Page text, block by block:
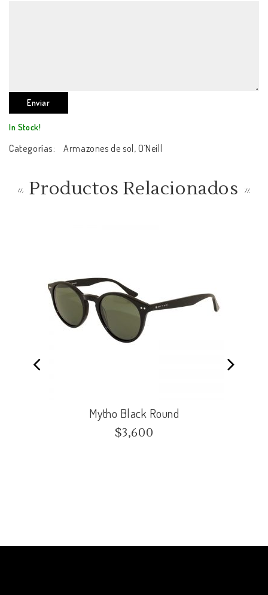
In Stock!
Categorías: Armazones de sol, O´Neill
Productos Relacionados
Mytho Black Round
$3,600